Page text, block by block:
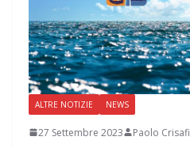
ALTRE NOTIZIE NEWS
27 Settembre 2023 Paolo Crisafi